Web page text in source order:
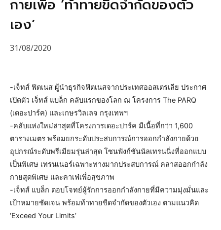
กายเพื่อ ‘ท้าทายขีดจำกัดของตัว
เอง’
31/08/2020
-เจ็ทส์ ฟิตเนส ผู้นำธุรกิจฟิตเนสจากประเทศออสเตรเลีย ประกาศ
เปิดตัว เจ็ทส์ แบล็ก คลับแรกของโลก ณ โครงการ The PARQ
(เดอะปาร์ค) และเกษรวิลเลจ กรุงเทพฯ
-คลับแห่งใหม่ล่าสุดที่โครงการเดอะปาร์ค มีเนื้อที่กว่า 1,600
ตารางเมตร พร้อมยกระดับประสบการณ์การออกกำลังกายด้วย
อุปกรณ์ระดับพรีเมียมรุ่นล่าสุด โซนฟังก์ชันนัลเทรนนิ่งที่ออกแบบ
เป็นพิเศษ เทรนเนอร์เฉพาะทางมากประสบการณ์ คลาสออกกำลัง
กายสุดพิเศษ และคาเฟ่เพื่อสุขภาพ
-เจ็ทส์ แบล็ก ตอบโจทย์ผู้รักการออกกำลังกายที่มีความมุ่งมั่นและ
เป้าหมายชัดเจน พร้อมท้าทายขีดจำกัดของตัวเอง ตามแนวคิด
‘Exceed Your Limits’